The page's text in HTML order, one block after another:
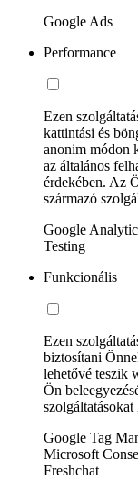
Google Ads
Performance
Ezen
kattintási és
anonim módon
az általános
érdekében. Az
származó
Google
Testing
Funkcionális
Ezen
biztosítani
lehetővé teszik
Ön
Google Tag
Microsoft
Freshchat